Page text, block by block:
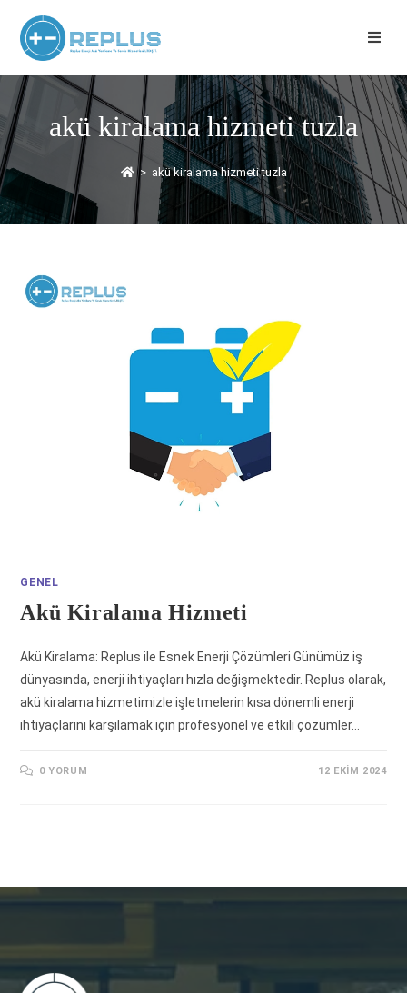
akü kiralama hizmeti tuzla
> akü kiralama hizmeti tuzla
GENEL
Akü Kiralama Hizmeti
Akü Kiralama: Replus ile Esnek Enerji Çözümleri Günümüz iş
dünyasında, enerji ihtiyaçları hızla değişmektedir. Replus olarak,
akü kiralama hizmetimizle işletmelerin kısa dönemli enerji
ihtiyaçlarını karşılamak için profesyonel ve etkili çözümler…
0 YORUM 12 EKIM 2024